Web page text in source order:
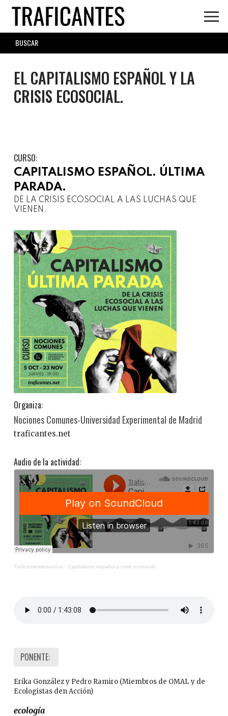
Skip
main
content
SEARCH
FORM
EL CAPITALISMO ESPAÑOL Y LA
CRISIS ECOSOCIAL.
CURSO:
CAPITALISMO ESPAÑOL. ÚLTIMA
PARADA.
DE LA CRISIS ECOSOCIAL A LAS LUCHAS QUE
VIENEN.
Organiza:
Nociones Comunes-Universidad Experimental de Madrid
traficantes.net
Audio de la actividad:
Traficantesdesueños· Capitalismo español y crisis ecosocial.
PONENTE:
Erika González y Pedro Ramiro (Miembros de OMAL y de
Ecologistas den Acción)
ecología